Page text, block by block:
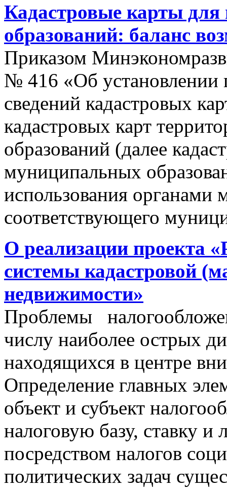
Кадастровые карты
образований: баланс
Приказом
№ 416 «Об установлении
сведений кадастровых
кадастровых карт
образований (далее
муниципальных
использования органами
соответствующего
О реализации проекта
системы кадастровой
недвижимости»
Проблемы
числу наиболее острых
находящихся в центре
Определение главных
объект и субъект
налоговую базу, ставку и
посредством налогов
политических задач